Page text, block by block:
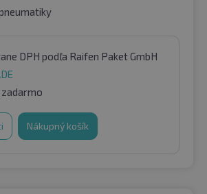
DPH podľa Raifen Paket GmbH
Nákupný košík